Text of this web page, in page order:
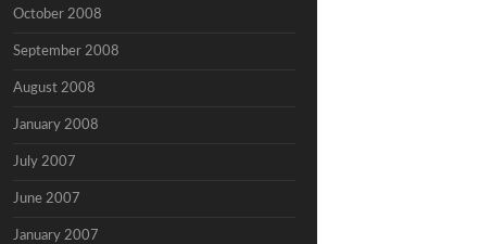
October 2008
September 2008
August 2008
January 2008
July 2007
June 2007
January 2007